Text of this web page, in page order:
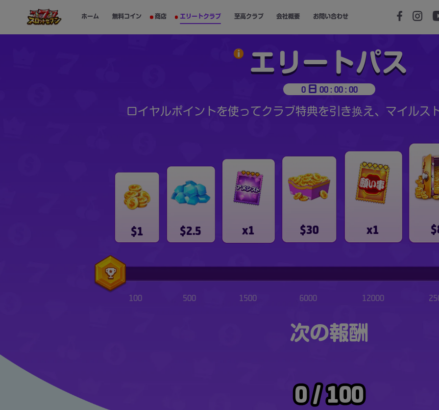
ホーム 無料コイン 商店 エリートクラブ 至高クラブ 会社概要 お問い合わせ
エリートパス
0 日 00 : 00 : 00
ロイヤルポイントを使ってクラブ特典を引き换え、マイルス
$1 $2.5 x1 $30 x1
100 500 1500 6000 12000
次の報酬
0 / 100